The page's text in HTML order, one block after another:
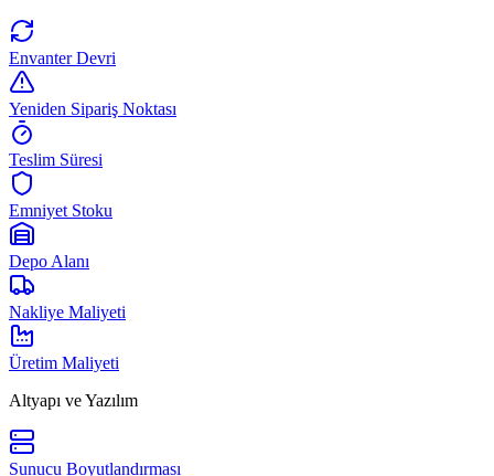
Envanter Devri
Yeniden Sipariş Noktası
Teslim Süresi
Emniyet Stoku
Depo Alanı
Nakliye Maliyeti
Üretim Maliyeti
Altyapı ve Yazılım
Sunucu Boyutlandırması